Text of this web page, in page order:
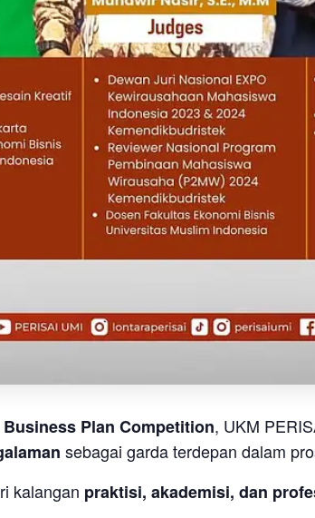
Business Plan Competition, UKM
sebagai garda terdepan dalam
kalangan praktisi, akademisi, dan